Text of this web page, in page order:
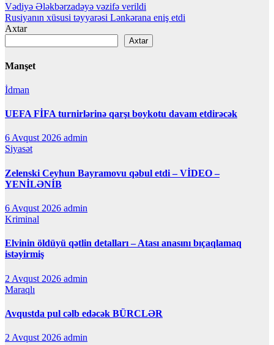
Yazı
naviqasiyası
Vədiyə Ələkbərzadəyə vəzifə verildi
Rusiyanın xüsusi təyyarəsi Lənkərana eniş etdi
Axtar
Axtar
Manşet
İdman
UEFA FİFA turnirlərinə qarşı boykotu davam etdirəcək
6 Avqust 2026 admin
Siyasət
Zelenski Ceyhun Bayramovu qəbul etdi – VİDEO –
YENİLƏNİB
6 Avqust 2026 admin
Kriminal
Elvinin öldüyü qətlin detalları – Atası anasını bıçaqlamaq
istəyirmiş
2 Avqust 2026 admin
Maraqlı
Avqustda pul cəlb edəcək BÜRCLƏR
2 Avqust 2026 admin